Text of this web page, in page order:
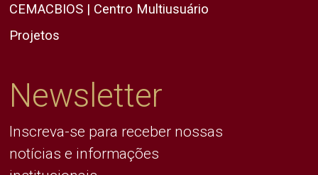
CEMACBIOS | Centro Multiusuário
Projetos
Newsletter
Inscreva-se para receber nossas
notícias e informações